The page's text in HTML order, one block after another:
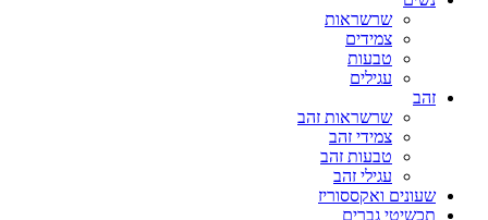
שרשראות
צמידים
טבעות
עגילים
זהב
שרשראות זהב
צמידי זהב
טבעות זהב
עגילי זהב
שעונים ואקססוריז
תכשיטי גברים